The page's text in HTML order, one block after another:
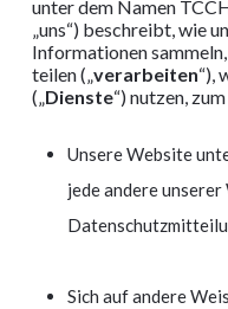
unter dem Namen
„uns“) beschreibt, wie
Informationen
teilen („ verarbeiten“),
(„ Dienste“) nutzen,
Unsere Website
jede andere
Sich auf andere